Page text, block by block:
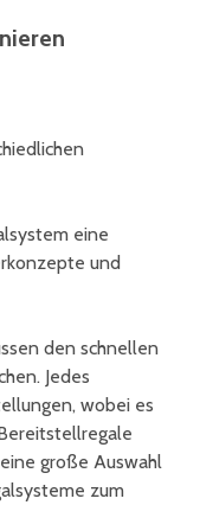
eine
und
den schnellen
Jedes
wobei es
große Auswahl
zum